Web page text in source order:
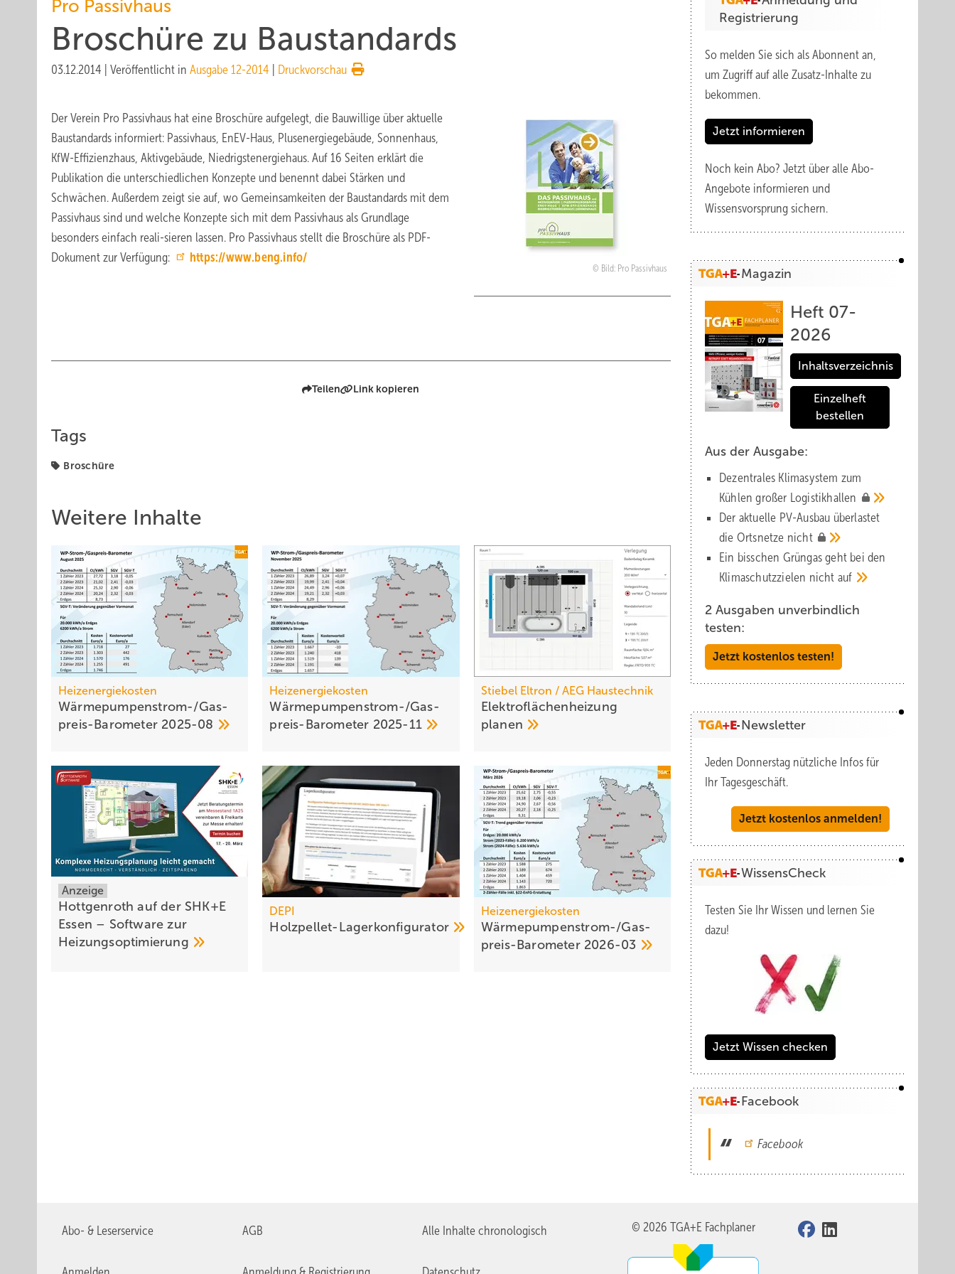
Pro Passivhaus
Broschüre zu Baustandards
03.12.2014 Veröffentlicht in Ausgabe 12-2014 Druckvorschau
Bild: Pro Passivhaus
Der Verein Pro Passivhaus hat eine Broschüre aufgelegt, die Bauwillige über aktuelle
Baustandards informiert: Passivhaus, EnEV-Haus, Plusenergiegebäude, Sonnenhaus,
KfW-Effizienzhaus, Aktivgebäude, Niedrigstenergiehaus. Auf 16 Seiten erklärt die
Publikation die unterschiedlichen Konzepte und benennt dabei Stärken und
Schwächen. Außerdem zeigt sie auf, wo Gemeinsamkeiten der Baustandards mit dem
Passivhaus sind und welche Konzepte sich mit dem Passivhaus als Grundlage
besonders einfach reali-sieren lassen. Pro Passivhaus stellt die Broschüre als PDF-
Dokument zur Verfügung:
https://www.beng.info/
Teilen Link kopieren
Tags
Broschüre
Weitere Inhalte
Heizenergiekosten
Wärmepumpen­strom-/Gas­
preis-Baro­meter 2025-08
Heizenergiekosten
Wärmepumpen­strom-/Gas­
preis-Baro­meter 2025-11
Stiebel Eltron / AEG Haustechnik
Elektroflächenheizung
planen
Anzeige
Hottgenroth auf der SHK+E
Essen – Software zur
Heizungsoptimierung
DEPI
Holzpellet-Lagerkonfigurator
Heizenergiekosten
Wärmepumpen­strom-/Gas­
preis-Baro­meter 2026-03
Registrierung
So melden Sie sich als Abonnent an,
um Zugriff auf alle Zusatz-Inhalte zu
bekommen.
Jetzt informieren
Noch kein Abo? Jetzt über alle Abo-
Angebote informieren und
Wissensvorsprung sichern.
Magazin
Heft 07-
2026
Inhaltsverzeichnis
Einzelheft
bestellen
Aus der Ausgabe:
Dezentrales Klimasystem zum
Kühlen großer Logistik­hallen
Der aktuelle PV-Ausbau über­lastet
die Orts­netze nicht
Ein bisschen Grüngas geht bei den
Klima­schutz­zielen nicht auf
2 Ausgaben unverbindlich
testen:
Jetzt kostenlos testen!
Newsletter
Jeden Donnerstag nützliche Infos für
Ihr Tagesgeschäft.
Jetzt kostenlos anmelden!
WissensCheck
Testen Sie Ihr Wissen und lernen Sie
dazu!
Jetzt Wissen checken
Facebook
Facebook
Abo- & Leserservice AGB Alle Inhalte chronologisch © 2026 TGA+E Fachplaner